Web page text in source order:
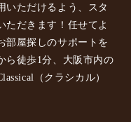
いただけるよう、スタ
ただきます！任せてよ
部屋探しのサポートを
ら徒歩1分、大阪市内の
（クラシカル）